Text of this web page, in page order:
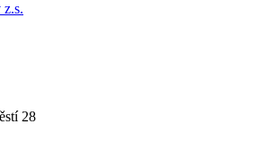
28